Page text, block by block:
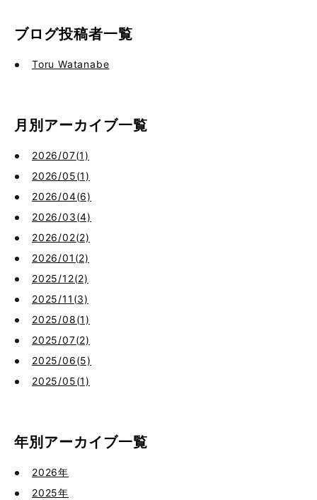
ブログ投稿者一覧
Toru Watanabe
月別アーカイブ一覧
2026/07(1)
2026/05(1)
2026/04(6)
2026/03(4)
2026/02(2)
2026/01(2)
2025/12(2)
2025/11(3)
2025/08(1)
2025/07(2)
2025/06(5)
2025/05(1)
年別アーカイブ一覧
2026年
2025年